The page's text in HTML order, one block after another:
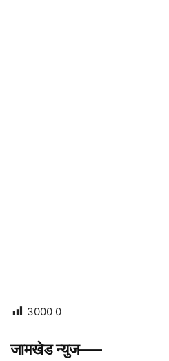
3000 0
जामखेड न्युज—–